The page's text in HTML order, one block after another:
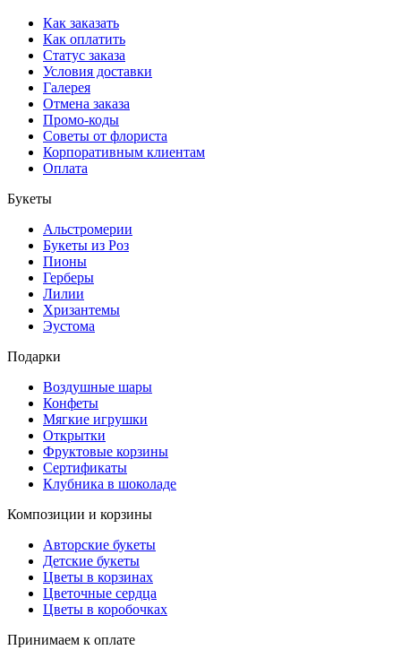
Как заказать
Как оплатить
Статус заказа
Условия доставки
Галерея
Отмена заказа
Промо-коды
Советы от флориста
Корпоративным клиентам
Оплата
Букеты
Альстромерии
Букеты из Роз
Пионы
Герберы
Лилии
Хризантемы
Эустома
Подарки
Воздушные шары
Конфеты
Мягкие игрушки
Открытки
Фруктовые корзины
Сертификаты
Клубника в шоколаде
Композиции и корзины
Авторские букеты
Детские букеты
Цветы в корзинах
Цветочные сердца
Цветы в коробочках
Принимаем к оплате